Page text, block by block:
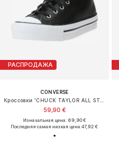
РАСПРОДАЖА
CONVERSE
59,90 €
Изначальная цена: 69,90 €
Последняя самая низкая цена:47,92 €